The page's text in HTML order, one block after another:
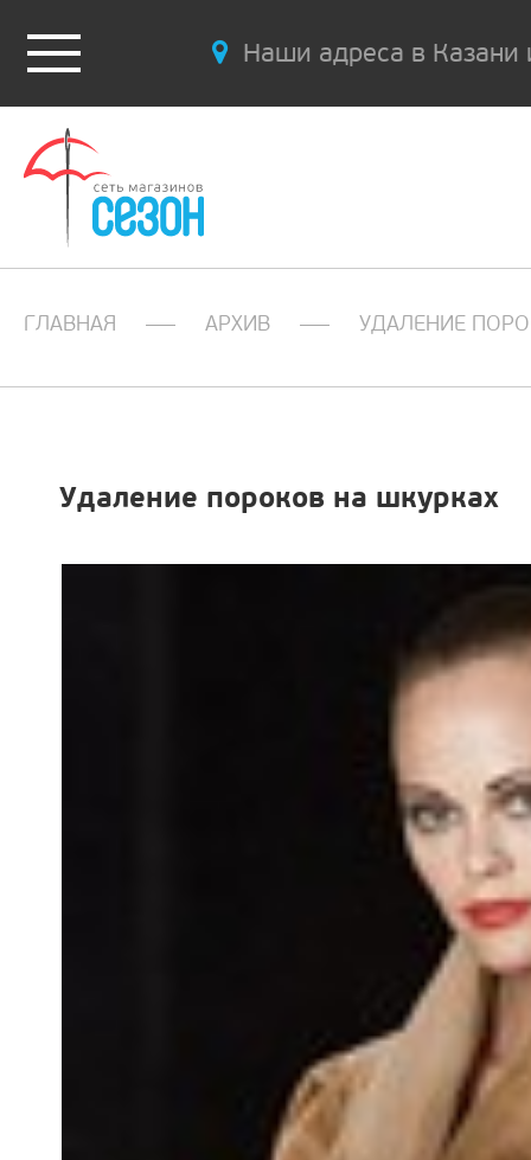
Наши адреса в Казани
ГЛАВНАЯ АРХИВ УДАЛЕНИЕ
Удаление пороков на шкурках